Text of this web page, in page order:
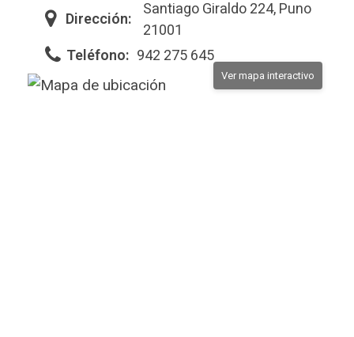
Dirección:
Santiago Giraldo 224, Puno
21001
Teléfono: 942 275 645
Ver mapa interactivo